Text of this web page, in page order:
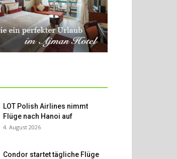
LOT Polish Airlines nimmt
Flüge nach Hanoi auf
4. August 2026
Condor startet tägliche Flüge